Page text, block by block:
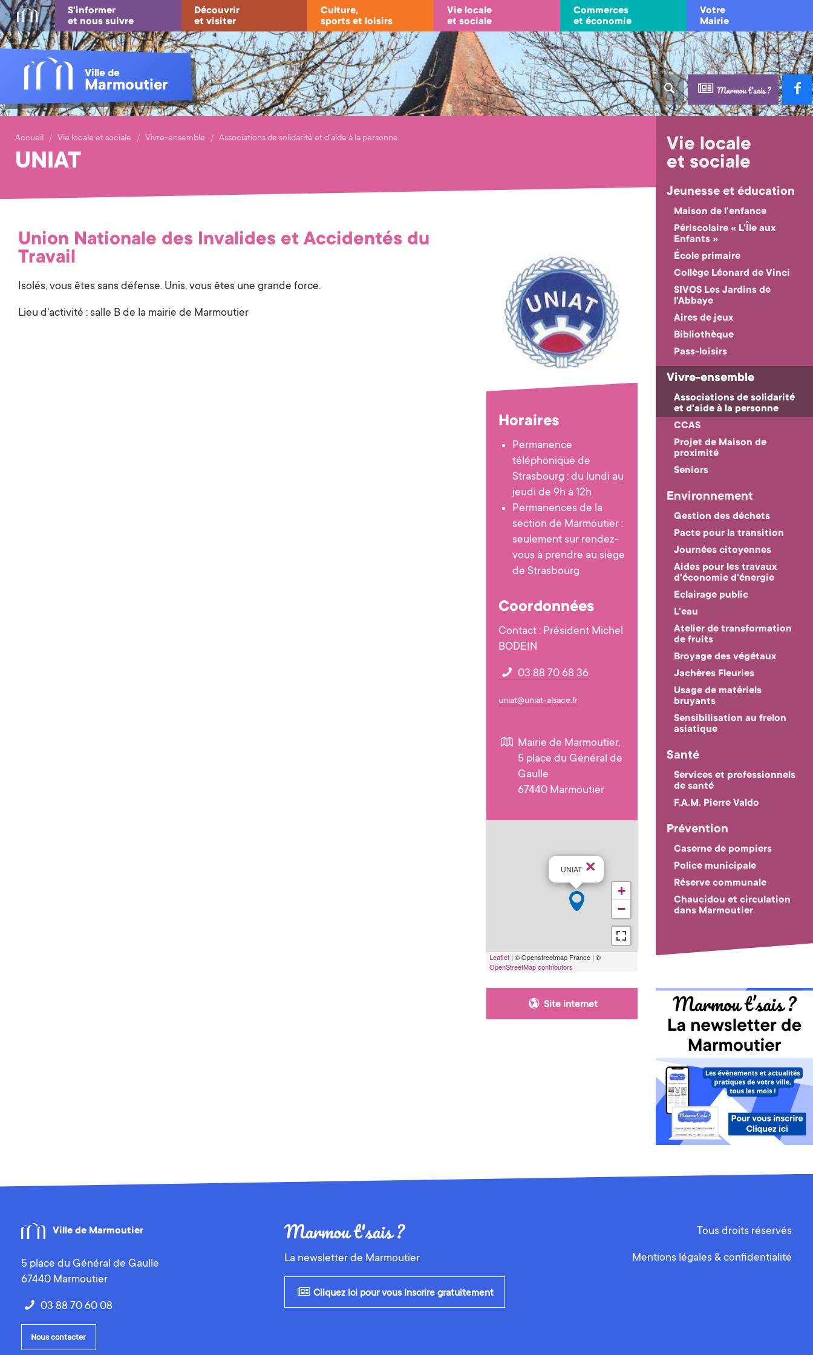
S'informer
et nous suivre
Découvrir
et visiter
Culture,
sports et loisirs
Vie locale
et sociale
Commerces
et économie
Votre
Mairie
Ville de
Marmoutier
Accueil Vie locale et sociale Vivre-ensemble Associations de solidarité et d'aide à la personne
UNIAT
Union Nationale des Invalides et Accidentés du
Travail
Isolés, vous êtes sans défense. Unis, vous êtes une grande force.
Lieu d'activité : salle B de la mairie de Marmoutier
Horaires
Permanence
téléphonique de
Strasbourg : du lundi au
jeudi de 9h à 12h
Permanences de la
section de Marmoutier :
seulement sur rendez-
vous à prendre au siège
de Strasbourg
Coordonnées
Contact : Président Michel
BODEIN
03 88 70 68 36
uniat@uniat-alsace.fr
Mairie de Marmoutier,
5 place du Général de
Gaulle
67440 Marmoutier
UNIAT ×
+
−
Leaflet | © Openstreetmap France | ©
OpenStreetMap contributors
Site internet
Vie locale
et sociale
Jeunesse et éducation
Maison de l'enfance
Périscolaire « L'Île aux
Enfants »
École primaire
Collège Léonard de Vinci
SIVOS Les Jardins de
l'Abbaye
Aires de jeux
Bibliothèque
Pass-loisirs
Vivre-ensemble
Associations de solidarité
et d'aide à la personne
CCAS
Projet de Maison de
proximité
Seniors
Environnement
Gestion des déchets
Pacte pour la transition
Journées citoyennes
Aides pour les travaux
d'économie d'énergie
Eclairage public
L'eau
Atelier de transformation
de fruits
Broyage des végétaux
Jachères Fleuries
Usage de matériels
bruyants
Sensibilisation au frelon
asiatique
Santé
Services et professionnels
de santé
F.A.M. Pierre Valdo
Prévention
Caserne de pompiers
Police municipale
Réserve communale
Chaucidou et circulation
dans Marmoutier
Ville de Marmoutier
5 place du Général de Gaulle
67440 Marmoutier
03 88 70 60 08
Nous contacter
La newsletter de Marmoutier
Cliquez ici pour vous inscrire gratuitement
Tous droits réservés
Mentions légales & confidentialité